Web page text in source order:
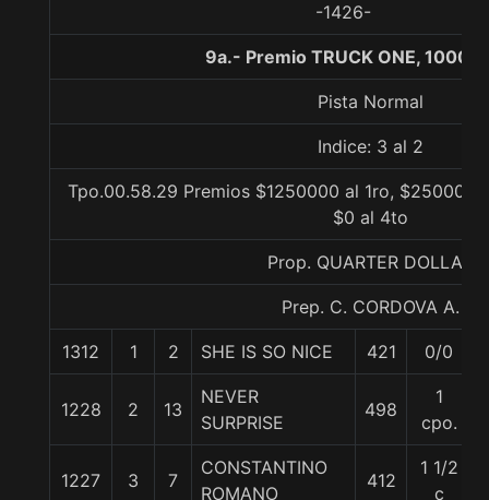
-1426-
9a.- Premio TRUCK ONE, 1000
Pista Normal
Indice: 3 al 2
Tpo.00.58.29 Premios $1250000 al 1ro, $250000
$0 al 4to
Prop. QUARTER DOLLAR
Prep. C. CORDOVA A.
1312 1 2 SHE IS SO NICE 421 0/0
1228 2 13
NEVER
SURPRISE
498
1
cpo.
1227 3 7
CONSTANTINO
ROMANO
412
1 1/2
c